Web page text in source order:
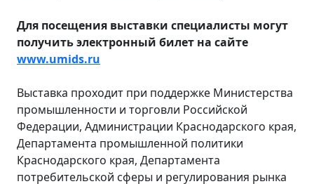
Для посещения выставки специалисты могут
получить электронный билет на сайте
www.umids.ru
Выставка проходит при поддержке Министерства
промышленности и торговли Российской
Федерации, Администрации Краснодарского края,
Департамента промышленной политики
Краснодарского края, Департамента
потребительской сферы и регулирования рынка